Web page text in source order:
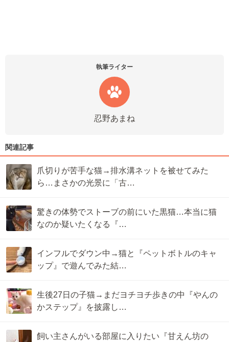
執筆ライター
忍野あまね
関連記事
爪切りが苦手な猫→排水溝ネットを被せてみた
ら…まさかの光景に「古…
驚きの体勢でストーブの前にいた黒猫…本当に猫
なのか疑いたくなる『…
インフルでダウン中→猫と『ペットボトルのキャ
ップ』で遊んでみた結…
生後27日の子猫→まだヨチヨチ歩きの中『やんの
かステップ』を披露し…
飼い主さんがいる部屋に入りたい『甘えん坊の